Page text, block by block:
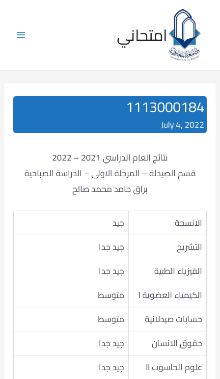
content
Main
امتحاني
1113000184
July 4, 2022
نتائج العام الدراسي 2021 – 2022
قسم الصيدلة – المرحلة الاولى – الدراسة الصباحية
براق حامد محمد صالح
الانسجة
جيد
التشريح
جيد جدا
الفيزياء الطبية
جيد جدا
الكيمياء العضوية I
متوسط
حسابات صيدلانية
متوسط
حقوق الانسان
جيد جدا
علوم الحاسوب II
جيد جدا